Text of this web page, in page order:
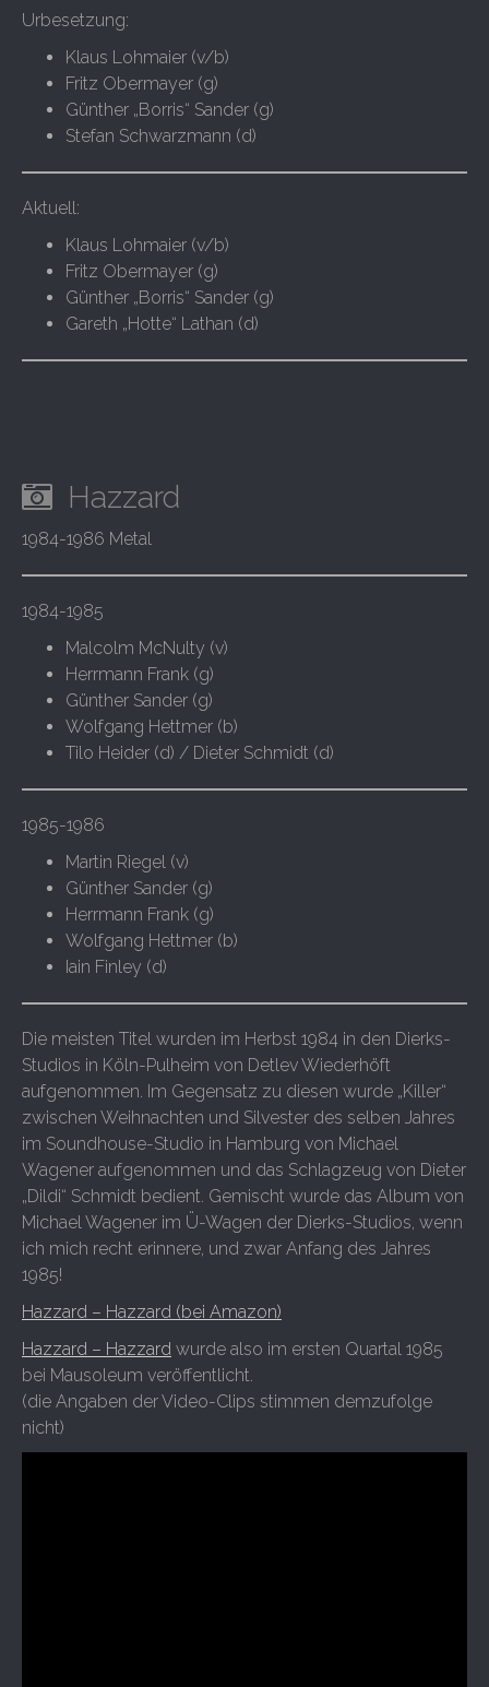
Urbesetzung:
Klaus Lohmaier (v/b)
Fritz Obermayer (g)
Günther „Borris“ Sander (g)
Stefan Schwarzmann (d)
Aktuell:
Klaus Lohmaier (v/b)
Fritz Obermayer (g)
Günther „Borris“ Sander (g)
Gareth „Hotte“ Lathan (d)
Hazzard
1984-1986 Metal
1984-1985
Malcolm McNulty (v)
Herrmann Frank (g)
Günther Sander (g)
Wolfgang Hettmer (b)
Tilo Heider (d) / Dieter Schmidt (d)
1985-1986
Martin Riegel (v)
Günther Sander (g)
Herrmann Frank (g)
Wolfgang Hettmer (b)
Iain Finley (d)
Die meisten Titel wurden im Herbst 1984 in den Dierks-
Studios in Köln-Pulheim von Detlev Wiederhöft
aufgenommen. Im Gegensatz zu diesen wurde „Killer“
zwischen Weihnachten und Silvester des selben Jahres
im Soundhouse-Studio in Hamburg von Michael
Wagener aufgenommen und das Schlagzeug von Dieter
„Dildi“ Schmidt bedient. Gemischt wurde das Album von
Michael Wagener im Ü-Wagen der Dierks-Studios, wenn
ich mich recht erinnere, und zwar Anfang des Jahres
1985!
Hazzard – Hazzard (bei Amazon)
Hazzard – Hazzard wurde also im ersten Quartal 1985
bei Mausoleum veröffentlicht.
(die Angaben der Video-Clips stimmen demzufolge
nicht)